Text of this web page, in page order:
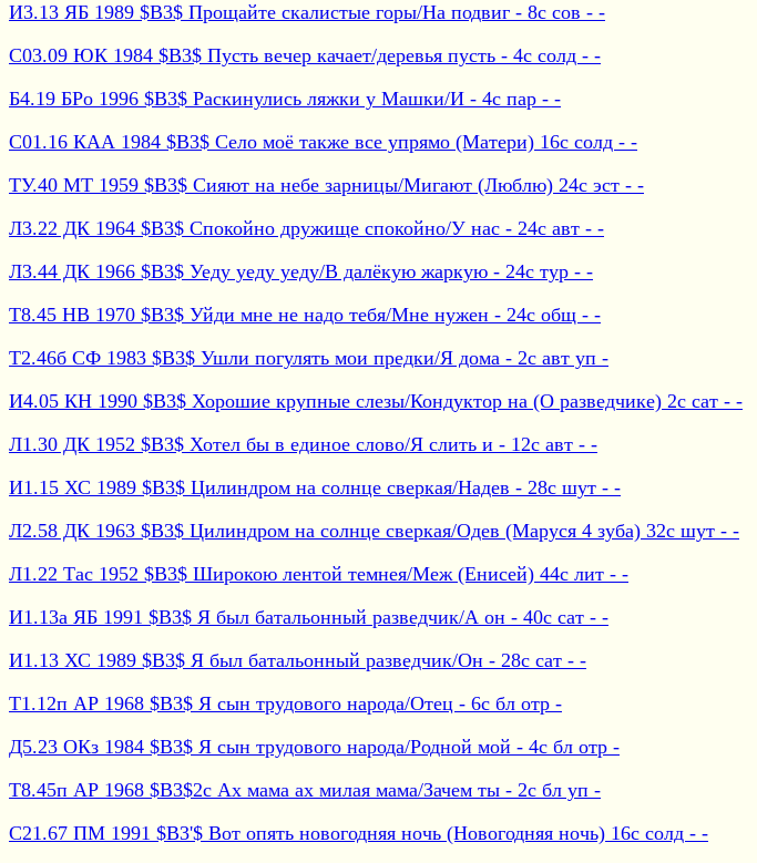
И3.13 ЯБ 1989 $B3$ Прощайте скалистые горы/На подвиг - 8с сов - -
С03.09 ЮК 1984 $B3$ Пусть вечер качает/деревья пусть - 4с солд - -
Б4.19 БРо 1996 $B3$ Раскинулись ляжки у Машки/И - 4с пар - -
С01.16 КАА 1984 $B3$ Село моё также все упрямо (Матери) 16с солд - -
ТУ.40 МТ 1959 $B3$ Сияют на небе зарницы/Мигают (Люблю) 24с эст - -
Л3.22 ДК 1964 $B3$ Спокойно дружище спокойно/У нас - 24с авт - -
Л3.44 ДК 1966 $B3$ Уеду уеду уеду/В далёкую жаркую - 24с тур - -
Т8.45 НВ 1970 $B3$ Уйди мне не надо тебя/Мне нужен - 24с общ - -
Т2.46б СФ 1983 $B3$ Ушли погулять мои предки/Я дома - 2с авт уп -
И4.05 КН 1990 $B3$ Хорошие крупные слезы/Кондуктор на (О разведчике) 2с сат - -
Л1.30 ДК 1952 $B3$ Хотел бы в единое слово/Я слить и - 12с авт - -
И1.15 ХС 1989 $B3$ Цилиндром на солнце сверкая/Надев - 28с шут - -
Л2.58 ДК 1963 $B3$ Цилиндром на солнце сверкая/Одев (Маруся 4 зуба) 32с шут - -
Л1.22 Тас 1952 $B3$ Широкою лентой темнея/Меж (Енисей) 44с лит - -
И1.13а ЯБ 1991 $B3$ Я был батальонный разведчик/А он - 40с сат - -
И1.13 ХС 1989 $B3$ Я был батальонный разведчик/Он - 28с сат - -
Т1.12п АР 1968 $B3$ Я сын трудового народа/Отец - 6с бл отр -
Д5.23 ОКз 1984 $B3$ Я сын трудового народа/Родной мой - 4с бл отр -
Т8.45п АР 1968 $B3$2с Ах мама ах милая мама/Зачем ты - 2с бл уп -
С21.67 ПМ 1991 $B3'$ Вот опять новогодняя ночь (Новогодняя ночь) 16с солд - -